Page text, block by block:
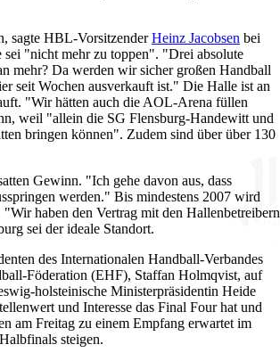
sagte HBL-VorsitzenderHeinz Jacobsen bei
sei "nicht mehr zu toppen". "Drei absolute
mehr? Da werden wir sicher großen Handball
seit Wochen ausverkauft ist." Die Halle ist an
"Wir hätten auch die AOL-Arena füllen
weil "allein die SG Flensburg-Handewitt und
bringen können". Zudem sind über über 130
Gewinn. "Ich gehe davon aus, dass
werden." Bis mindestens 2007 wird
haben den Vertrag mit den Hallenbetreibern
sei der ideale Standort.
des Internationalen Handball-Verbandes
Föderation (EHF), Staffan Holmqvist, auf
holsteinische Ministerpräsidentin Heide
und Interesse das Final Four hat und
am Freitag zu einem Empfang erwartet im
steigen.